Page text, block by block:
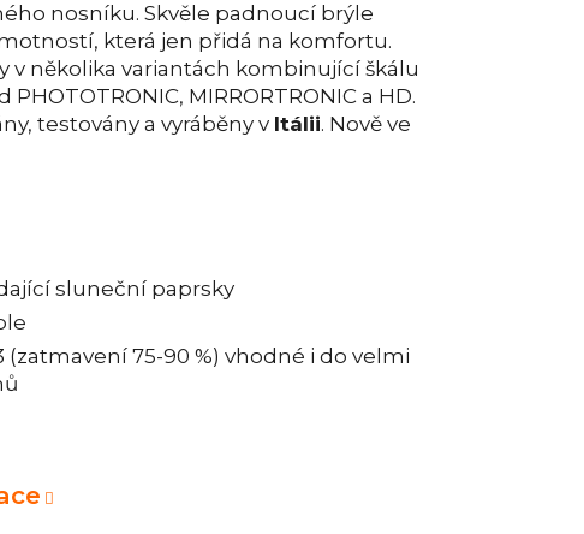
nosníku. Skvěle padnoucí brýle
která jen přidá na komfortu.
v několika variantách kombinující škálu
MIRRORTRONIC a HD.
testovány a vyráběny v Itálii. Nově ve
sluneční paprsky
(zatmavení 75-90 %) vhodné i do velmi